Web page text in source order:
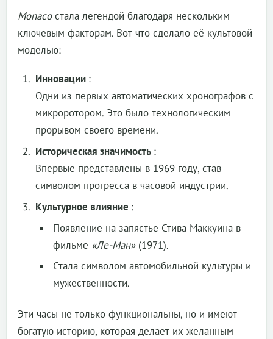
Monacoстала легендой благодаря нескольким
ключевым факторам. Вот что сделало её культовой
моделью:
Инновации :
Одни из первых автоматических хронографов с
микроротором. Это было технологическим
прорывом своего времени.
Историческая значимость :
Впервые представлены в 1969 году, став
символом прогресса в часовой индустрии.
Культурное влияние :
Появление на запястье Стива Маккуина в
фильме «Ле-Ман» (1971).
Стала символом автомобильной культуры и
мужественности.
Эти часы не только функциональны, но и имеют
богатую историю, которая делает их желанным